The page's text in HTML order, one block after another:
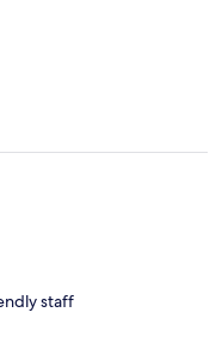
staff